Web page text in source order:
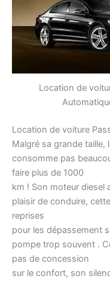
Location de
Location de voiture
Malgré sa grande taille,
consomme pas
faire plus de 1000
km ! Son moteur diesel
plaisir de conduire,
reprises
pour les dépassement
pompe trop souvent .
pas de concession
sur le confort, son